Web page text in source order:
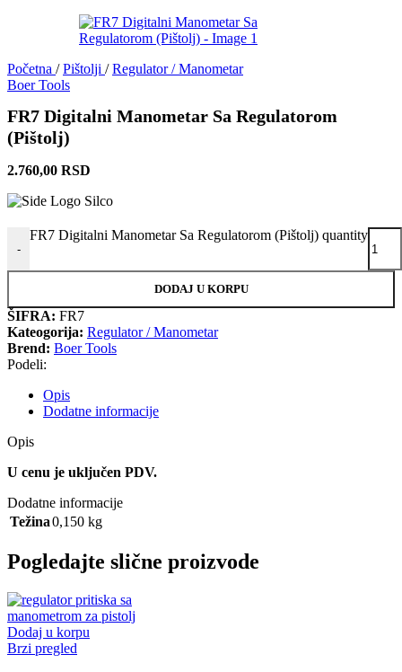
Početna / Pištolji / Regulator / Manometar
Boer Tools
FR7 Digitalni Manometar Sa Regulatorom
(Pištolj)
2.760,00 RSD
-
FR7 Digitalni Manometar Sa Regulatorom (Pištolj) quantity
DODAJ U KORPU
ŠIFRA: FR7
Kateogorija: Regulator / Manometar
Brend: Boer Tools
Podeli:
Opis
Dodatne informacije
Opis
U cenu je uključen PDV.
Dodatne informacije
Težina0,150 kg
Pogledajte slične proizvode
Dodaj u korpu
Brzi pregled